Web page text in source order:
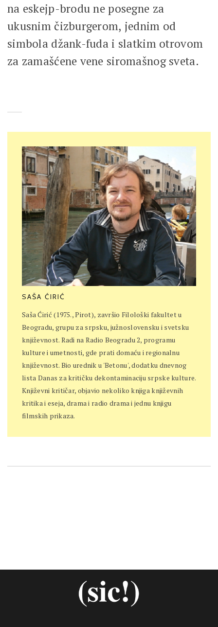
na eskejp-brodu ne posegne za
ukusnim čizburgerom, jednim od
simbola džank-fuda i slatkim otrovom
za zamašćene vene siromašnog sveta.
SAŠA ĆIRIĆ
Saša Ćirić (1975., Pirot), završio Filološki fakultet u
Beogradu, grupu za srpsku, južnoslovensku i svetsku
književnost. Radi na Radio Beogradu 2, programu
kulture i umetnosti, gde prati domaću i regionalnu
književnost. Bio urednik u 'Betonu', dodatku dnevnog
lista Danas za kritičku dekontaminaciju srpske kulture.
Književni kritičar, objavio nekoliko knjiga književnih
kritika i eseja, drama i radio drama i jednu knjigu
filmskih prikaza.